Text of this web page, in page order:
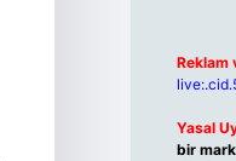
Reklam
Yasal
bir